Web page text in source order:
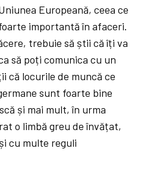
Europeană, ceea ce
importantă în afaceri.
trebuie să știi că îți va
să poți comunica cu un
că locurile de muncă ce
sunt foarte bine
și mai mult, în urma
o limbă greu de învățat,
cu multe reguli